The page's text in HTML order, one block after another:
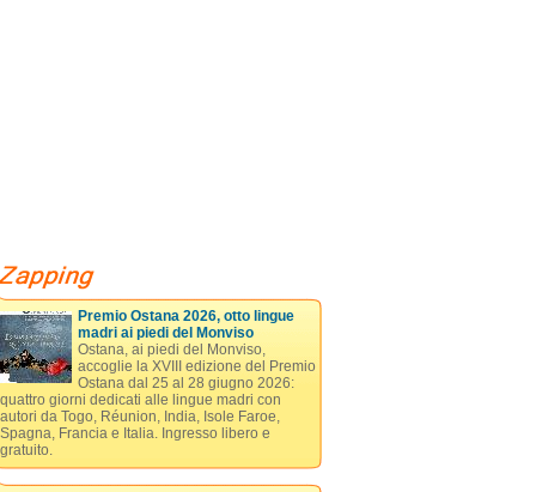
Premio Ostana 2026, otto lingue
madri ai piedi del Monviso
Ostana, ai piedi del Monviso,
accoglie la XVIII edizione del Premio
Ostana dal 25 al 28 giugno 2026:
quattro giorni dedicati alle lingue madri con
autori da Togo, Réunion, India, Isole Faroe,
Spagna, Francia e Italia. Ingresso libero e
gratuito.